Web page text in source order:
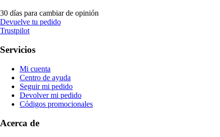
30 días para cambiar de opinión
Devuelve tu pedido
Trustpilot
Servicios
Mi cuenta
Centro de ayuda
Seguir mi pedido
Devolver mi pedido
Códigos promocionales
Acerca de